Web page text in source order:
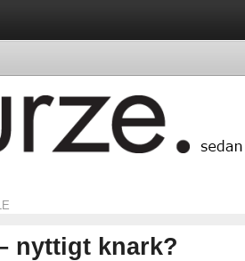
nyttigt knark?